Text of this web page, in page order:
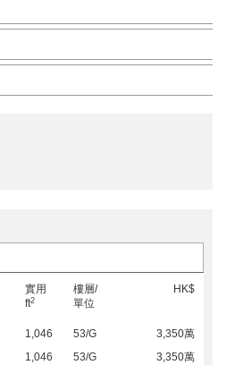
實用
ft2
樓層/
單位
HK$
1,046 53/G
3,350萬
1,046 53/G
3,350萬